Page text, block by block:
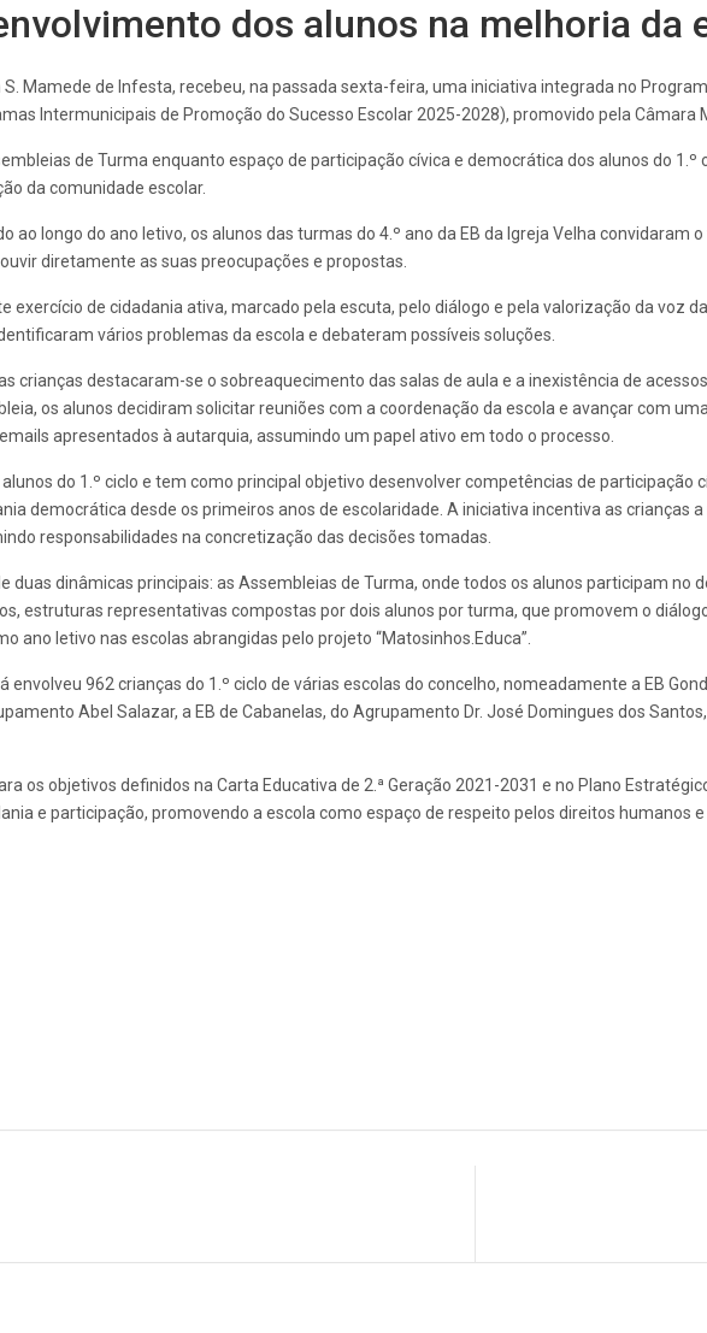
dos alunos na melhoria da
S. Mamede de Infesta, recebeu, na passada sexta-feira, uma iniciativa integrada no
Intermunicipais de Promoção do Sucesso Escolar 2025-2028), promovido pela
de Turma enquanto espaço de participação cívica e democrática dos alunos do
da comunidade escolar.
ao longo do ano letivo, os alunos das turmas do 4.º ano da EB da Igreja Velha convidaram
diretamente as suas preocupações e propostas.
de cidadania ativa, marcado pela escuta, pelo diálogo e pela valorização da voz
vários problemas da escola e debateram possíveis soluções.
crianças destacaram-se o sobreaquecimento das salas de aula e a inexistência de
os alunos decidiram solicitar reuniões com a coordenação da escola e avançar com
apresentados à autarquia, assumindo um papel ativo em todo o processo.
do 1.º ciclo e tem como principal objetivo desenvolver competências de
democrática desde os primeiros anos de escolaridade. A iniciativa incentiva as
responsabilidades na concretização das decisões tomadas.
duas dinâmicas principais: as Assembleias de Turma, onde todos os alunos participam
estruturas representativas compostas por dois alunos por turma, que promovem o
ano letivo nas escolas abrangidas pelo projeto “Matosinhos.Educa”.
envolveu 962 crianças do 1.º ciclo de várias escolas do concelho, nomeadamente a EB
Abel Salazar, a EB de Cabanelas, do Agrupamento Dr. José Domingues dos
os objetivos definidos na Carta Educativa de 2.ª Geração 2021-2031 e no Plano
e participação, promovendo a escola como espaço de respeito pelos direitos